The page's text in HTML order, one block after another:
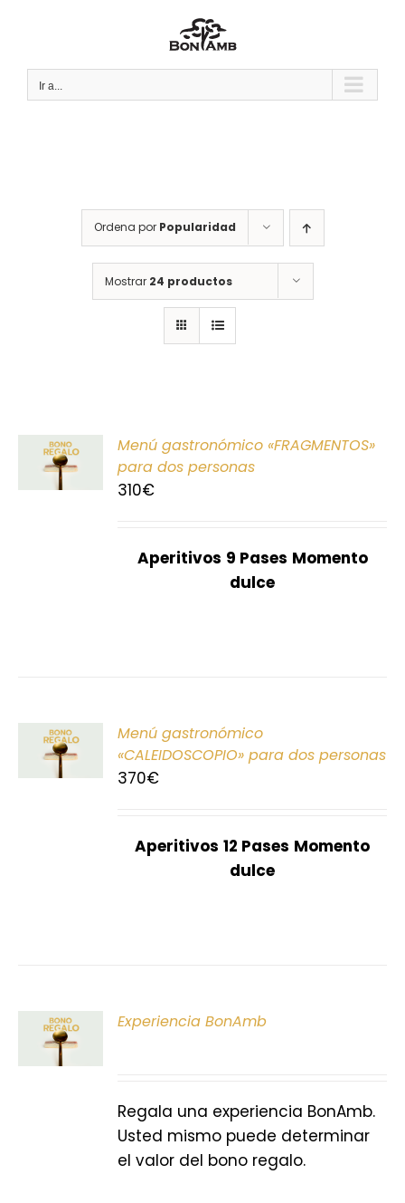
Ir a...
Ordena por Popularidad
Mostrar 24 productos
Menú gastronómico «FRAGMENTOS»
para dos personas
310€
Aperitivos 9 Pases Momento
dulce
Menú gastronómico
«CALEIDOSCOPIO» para dos personas
370€
Aperitivos 12 Pases Momento
dulce
Experiencia BonAmb
Regala una experiencia BonAmb.
Usted mismo puede determinar
el valor del bono regalo.